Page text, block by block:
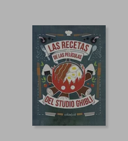
55%
dcto.
S/ 233,86
S/ 105,24